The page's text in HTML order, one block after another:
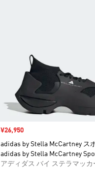
セール価格
¥26,950
adidas by Stella McCartney ス
adidas by Stella McCartney
アディダス バイ ステラマッカ